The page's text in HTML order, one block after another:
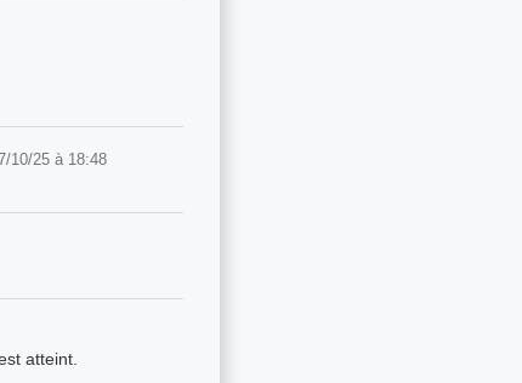
10/25 à 18:48
atteint.